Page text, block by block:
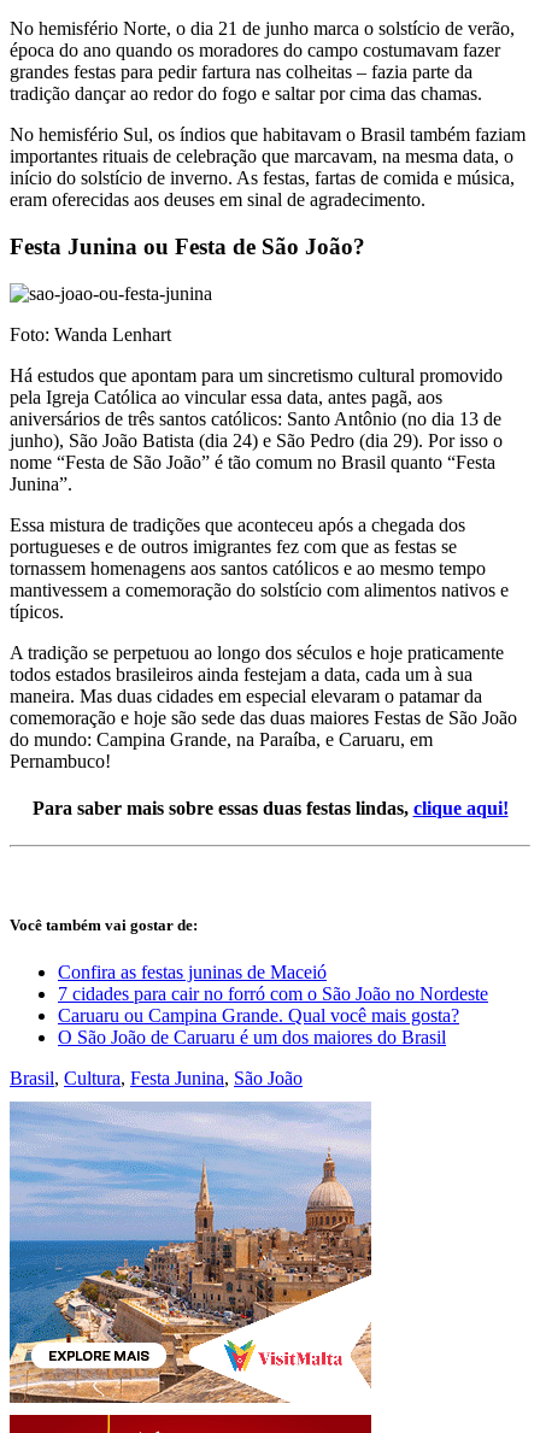
No hemisfério Norte, o dia 21 de junho marca o solstício de verão,
época do ano quando os moradores do campo costumavam fazer
grandes festas para pedir fartura nas colheitas – fazia parte da
tradição dançar ao redor do fogo e saltar por cima das chamas.
No hemisfério Sul, os índios que habitavam o Brasil também faziam
importantes rituais de celebração que marcavam, na mesma data, o
início do solstício de inverno. As festas, fartas de comida e música,
eram oferecidas aos deuses em sinal de agradecimento.
Festa Junina ou Festa de São João?
Foto: Wanda Lenhart
Há estudos que apontam para um sincretismo cultural promovido
pela Igreja Católica ao vincular essa data, antes pagã, aos
aniversários de três santos católicos: Santo Antônio (no dia 13 de
junho), São João Batista (dia 24) e São Pedro (dia 29). Por isso o
nome “Festa de São João” é tão comum no Brasil quanto “Festa
Junina”.
Essa mistura de tradições que aconteceu após a chegada dos
portugueses e de outros imigrantes fez com que as festas se
tornassem homenagens aos santos católicos e ao mesmo tempo
mantivessem a comemoração do solstício com alimentos nativos e
típicos.
A tradição se perpetuou ao longo dos séculos e hoje praticamente
todos estados brasileiros ainda festejam a data, cada um à sua
maneira. Mas duas cidades em especial elevaram o patamar da
comemoração e hoje são sede das duas maiores Festas de São João
do mundo: Campina Grande, na Paraíba, e Caruaru, em
Pernambuco!
Para saber mais sobre essas duas festas lindas, clique aqui!
Você também vai gostar de:
Confira as festas juninas de Maceió
7 cidades para cair no forró com o São João no Nordeste
Caruaru ou Campina Grande. Qual você mais gosta?
O São João de Caruaru é um dos maiores do Brasil
Brasil, Cultura, Festa Junina, São João